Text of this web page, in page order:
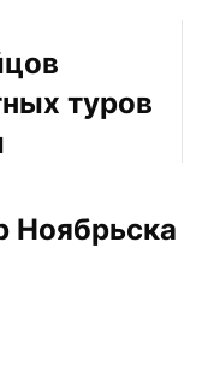
туров
Ноябрьска